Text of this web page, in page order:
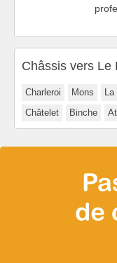
Châssis vers Le
Charleroi Mons
Châtelet
Binche